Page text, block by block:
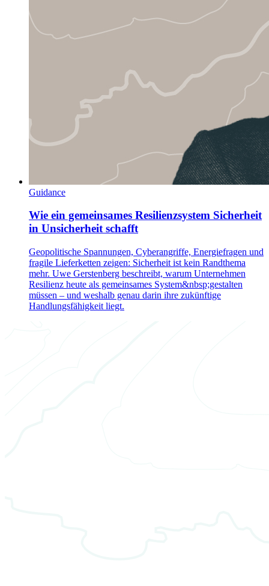
Guidance
Wie ein gemeinsames Resilienzsystem Sicherheit
in Unsicherheit schafft
Geopolitische Spannungen, Cyberangriffe, Energiefragen und
fragile Lieferketten zeigen: Sicherheit ist kein Randthema
mehr. Uwe Gerstenberg beschreibt, warum Unternehmen
Resilienz heute als gemeinsames System&nbsp;gestalten
müssen – und weshalb genau darin ihre zukünftige
Handlungsfähigkeit liegt.